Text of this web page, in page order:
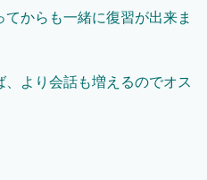
からも一緒に復習が出来ま
より会話も増えるのでオス